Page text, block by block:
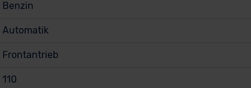
Benzin
Automatik
Frontantrieb
110